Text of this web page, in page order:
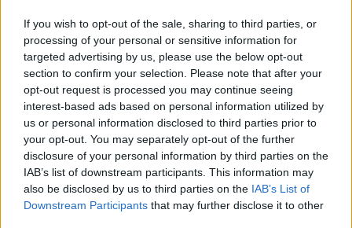
If you wish to opt-out of the sale, sharing to third parties, or
processing of your personal or sensitive information for
targeted advertising by us, please use the below opt-out
section to confirm your selection. Please note that after your
opt-out request is processed you may continue seeing
interest-based ads based on personal information utilized by
us or personal information disclosed to third parties prior to
your opt-out. You may separately opt-out of the further
disclosure of your personal information by third parties on the
IAB’s list of downstream participants. This information may
also be disclosed by us to third parties on the IAB’s List of
Downstream Participants that may further disclose it to other
Articoli dal Blog “Legalità e non solo” di Salvatore Calleri
Il “dopo” Matteo Messina Denaro
Vademecum antimafia per gli elettori
Toscana chiama Palermo
Serve un esercito europeo
I superbonus rischiano di favorire la mafia
Occorre potenziare il controllo del territorio
​Nuovi scenari narcos a Firenze?
Alla 'ndrangheta piace la Toscana
Siamo in una situazione di Red Alert
La "Dichiarazione di Vallombrosa"